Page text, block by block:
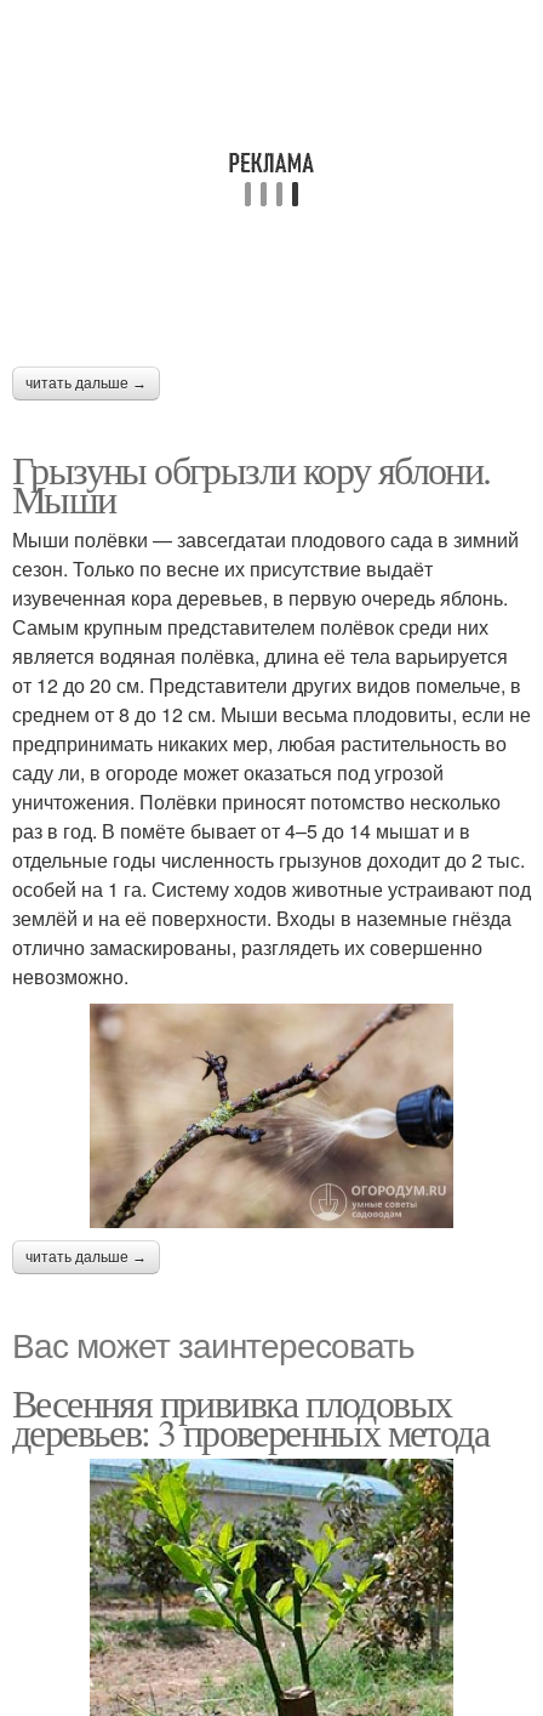
читать дальше →
Грызуны обгрызли кору яблони.
Мыши
Мыши полёвки — завсегдатаи плодового сада в зимний
сезон. Только по весне их присутствие выдаёт
изувеченная кора деревьев, в первую очередь яблонь.
Самым крупным представителем полёвок среди них
является водяная полёвка, длина её тела варьируется
от 12 до 20 см. Представители других видов помельче, в
среднем от 8 до 12 см. Мыши весьма плодовиты, если не
предпринимать никаких мер, любая растительность во
саду ли, в огороде может оказаться под угрозой
уничтожения. Полёвки приносят потомство несколько
раз в год. В помёте бывает от 4–5 до 14 мышат и в
отдельные годы численность грызунов доходит до 2 тыс.
особей на 1 га. Систему ходов животные устраивают под
землёй и на её поверхности. Входы в наземные гнёзда
отлично замаскированы, разглядеть их совершенно
невозможно.
читать дальше →
Вас может заинтересовать
Весенняя прививка плодовых
деревьев: 3 проверенных метода